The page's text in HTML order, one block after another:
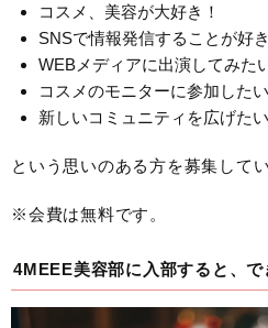
コスメ、美容が大好き！
SNSで情報発信することが好き
WEBメディアに出演してみた
コスメのモニターに参加したい
新しいコミュニティを広げたい
という思いのある方を募集してい
※会費は無料です。
4MEEE美容部に入部すると、で